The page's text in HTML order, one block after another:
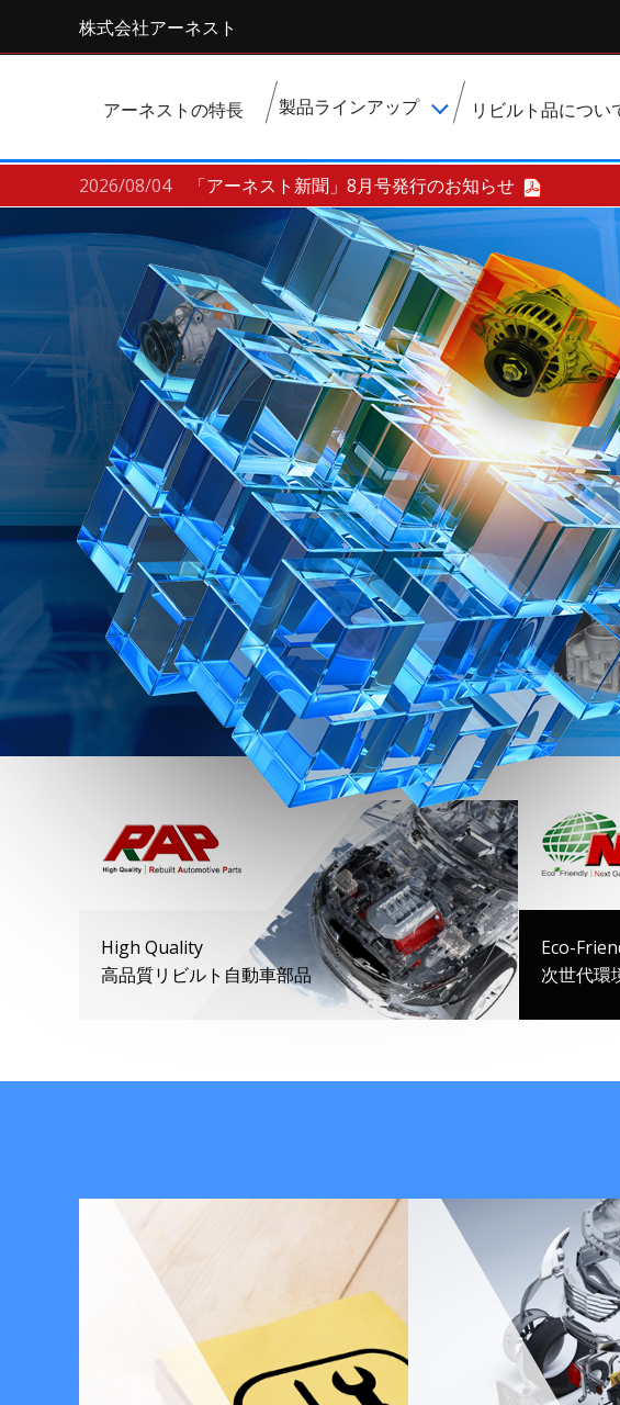
株式会社アーネスト
アーネストの特長 製品ラインアップ
RAP：リビルト品
駆動系部品 電装系部品 燃
点火系部品 吸気系部品 過給
内装部品 EV・HV部品 商用車
リビルト品につい
2026/08/04 「アーネスト新聞」8月号発行のお知らせ
High Quality
高品質リビルト自動車部品
Eco-
次世代環